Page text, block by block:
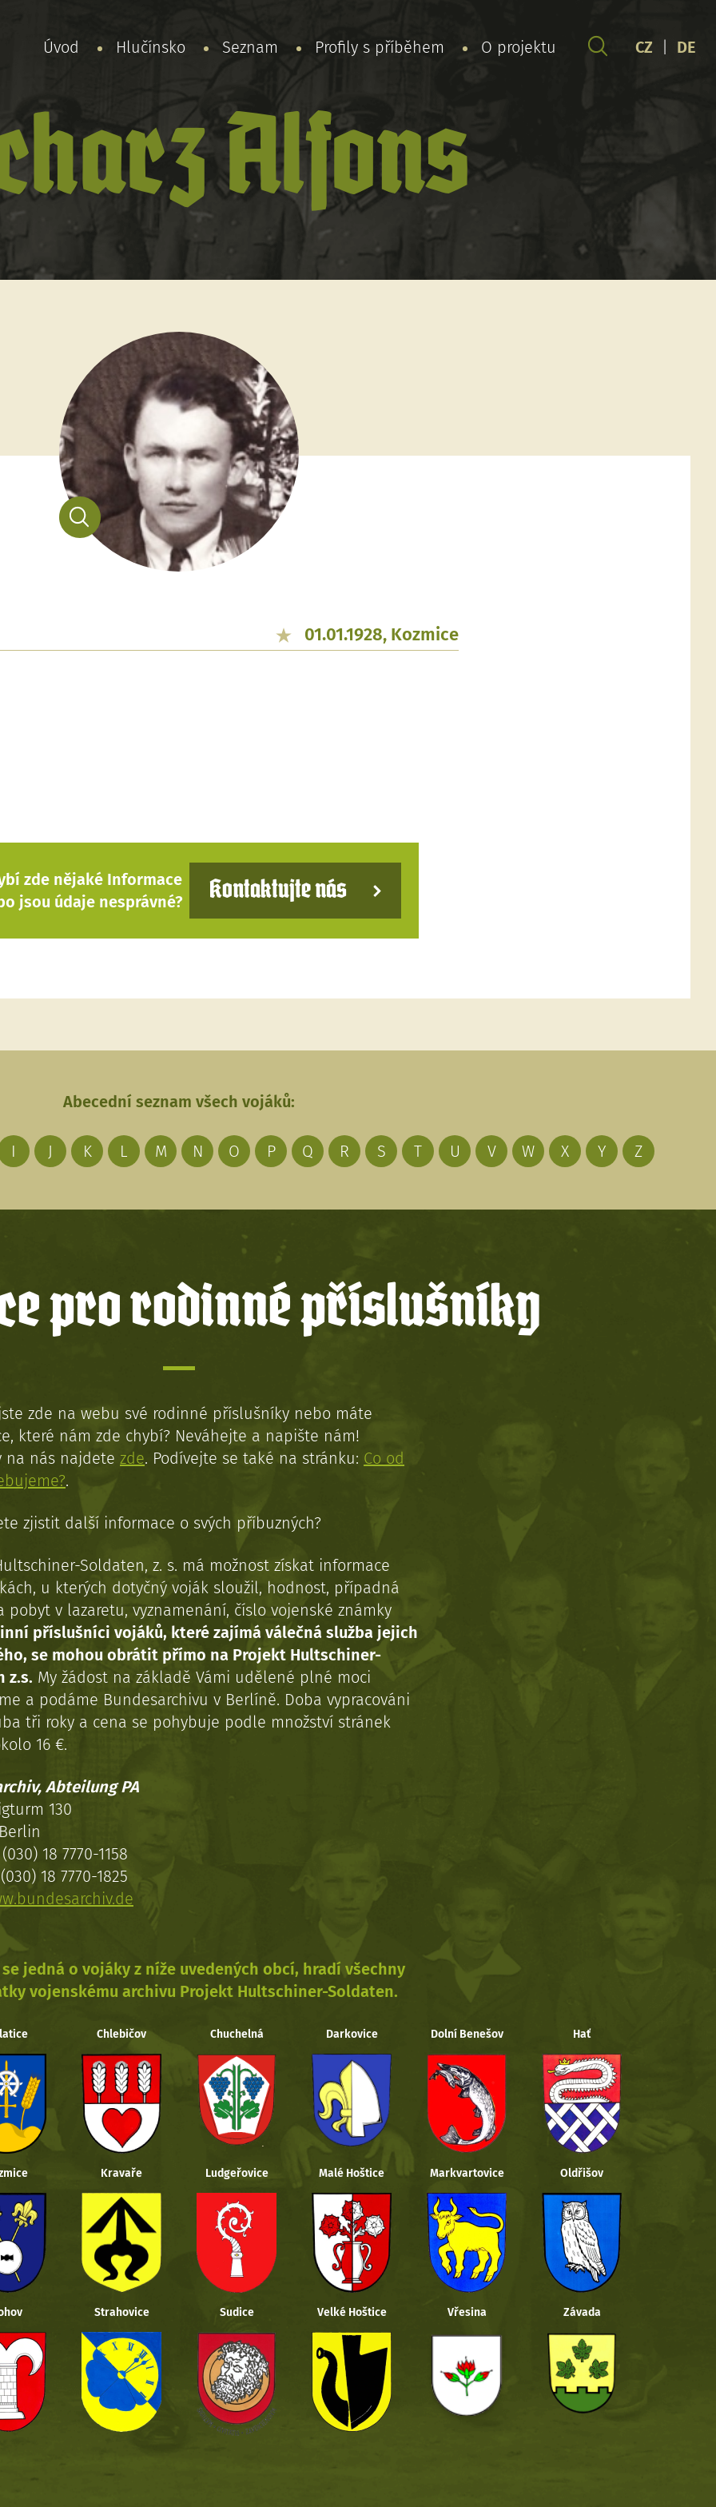
Úvod Hlučínsko Seznam Profily s příběhem O projektu CZ DE
Alfons
01.01.1928, Kozmice
zde nějaké Informace
jsou údaje nesprávné?
Kontaktujte nás
Abecední seznam všech vojáků:
I J K L M N O P Q R S T U V W X Y Z
pro rodinné příslušníky
zde na webu své rodinné příslušníky nebo máte
které nám zde chybí? Neváhejte a napište nám!
na nás najdete zde. Podívejte se také na stránku: Co od
.
zjistit další informace o svých příbuzných?
Soldaten, z. s. má možnost získat informace
u kterých dotyčný voják sloužil, hodnost, případná
pobyt v lazaretu, vyznamenání, číslo vojenské známky
příslušníci vojáků, které zajímá válečná služba jejich
se mohou obrátit přímo na Projekt Hultschiner-
z.s. My žádost na základě Vámi udělené plné moci
a podáme Bundesarchivu v Berlíně. Doba vypracováni
tři roky a cena se pohybuje podle množství stránek
16 €.
Abteilung PA
130
18 7770-1158
18 7770-1825
se jedná o vojáky z níže uvedených obcí, hradí všechny
vojenskému archivu Projekt Hultschiner-Soldaten.
Chlebičov Chuchelná Darkovice Dolní Benešov Hať
Kravaře Ludgeřovice Malé Hoštice Markvartovice Oldřišov
Strahovice Sudice Velké Hoštice Vřesina Závada